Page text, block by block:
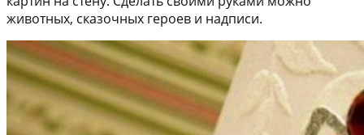
животных, сказочных героев и надписи.